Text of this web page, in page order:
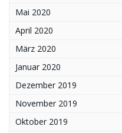
Mai 2020
April 2020
März 2020
Januar 2020
Dezember 2019
November 2019
Oktober 2019